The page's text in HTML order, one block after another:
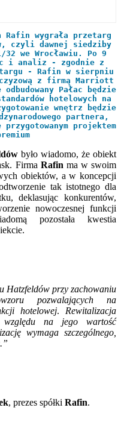
Rafin wygrała przetarg
, czyli dawnej siedziby
we Wrocławiu. Po 9
i analiz - zgodnie z
- Rafin w sierpniu
z firmą Marriott
Pałac będzie
hotelowych na
wnętrz będzie
partnera,
projektem
było wiadomo, że obiekt
Firma Rafin ma w swoim
obiektów, a w koncepcji
tak istotnego dla
deklasując konkurentów,
nowoczesnej funkcji
pozostała kwestia
Hatzfeldów przy zachowaniu
pozwalających na
hotelowej. Rewitalizacja
względu na jego wartość
wymaga szczególnego,
, prezes spółki Rafin.